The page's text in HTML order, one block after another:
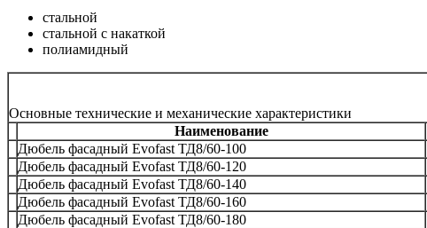
стальной
стальной с накаткой
полиамидный
Основные технические и механические характеристики
Наименование
Дюбель фасадный Evofast ТД8/60-100
Дюбель фасадный Evofast ТД8/60-120
Дюбель фасадный Evofast ТД8/60-140
Дюбель фасадный Evofast ТД8/60-160
Дюбель фасадный Evofast ТД8/60-180